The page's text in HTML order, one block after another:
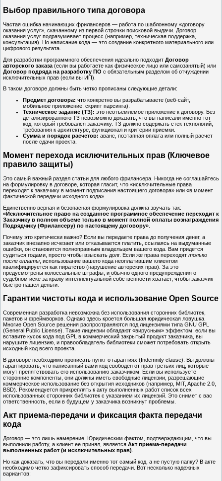
Выбор правильного типа договора
Частая ошибка начинающих фрилансеров — работа по шаблонному «договору
оказания услуг», скачанному из первой строчки поисковой выдачи. Договор
оказания услуг подразумевает процесс (например, техническая поддержка,
консультация). Но написание кода — это создание конкретного материального или
цифрового результата.
Для разработки программного обеспечения идеально подходит Договор
авторского заказа (если вы работаете как физическое лицо или самозанятый) или
Договор подряда на разработку ПО с обязательным разделом об отчуждении
исключительных прав (если вы ИП).
В таком договоре должны быть четко прописаны следующие детали:
Предмет договора: что конкретно вы разрабатываете (веб-сайт,
мобильное приложение, скрипт парсинга).
Техническое задание (ТЗ): это неотъемлемое приложение к договору. Без
детализированного ТЗ невозможно доказать, что вы написали именно тот
код, который требовался заказчику. ТЗ должно содержать стек технологий,
требования к архитектуре, функционал и критерии приемки.
Сумма и порядок расчетов: аванс, поэтапная оплата или полный расчет
после сдачи проекта.
Момент перехода исключительных прав (Ключевое
правило защиты)
Это самый важный раздел статьи для любого фрилансера. Никогда не соглашайтесь
на формулировку в договоре, которая гласит, что «исключительные права
переходят к заказчику в момент подписания настоящего договора» или «в момент
фактической передачи исходного кода».
Единственно верная и безопасная формулировка должна звучать так:
«Исключительное право на созданное программное обеспечение переходит к
Заказчику в полном объеме только в момент полной оплаты вознаграждения
Подрядчику (Фрилансеру) по настоящему договору»
Почему это критически важно? Если вы передаете права до получения денег, а
заказчик внезапно исчезает или отказывается платить, ссылаясь на выдуманные
ошибки, он становится полноправным владельцем вашего кода. Вам придется
судиться годами, просто чтобы взыскать долг. Если же права переходят только
после оплаты , использование вашего кода неоплатившим клиентом
квалифицируется как пиратство (нарушение авторских прав). За это
предусмотрены колоссальные штрафы, и обычно одного предупреждения о
судебном иске за кражу интеллектуальной собственности хватает, чтобы заказчик
быстро нашел деньги.
Гарантии чистоты кода и использование Open Source
Современная разработка невозможна без использования сторонних библиотек,
пакетов и фреймворков. Однако здесь кроется большая юридическая ловушка.
Многие Open Source решения распространяются под лицензиями типа GNU GPL
(General Public License). Такие лицензии обладают «вирусным» эффектом: если вы
вставите кусок кода под GPL в коммерческий закрытый продукт заказчика, вы
нарушите лицензию, и правообладатель библиотеки сможет потребовать открыть
исходный код всего проекта.
В договоре необходимо прописать пункт о гарантиях (Indemnity clause). Вы должны
гарантировать, что написанный вами код свободен от прав третьих лиц, которые
могут препятствовать его использованию заказчиком. Если вы используете
сторонние компоненты, они должны иметь свободные лицензии, разрешающие
коммерческое использование без открытия исходников (например, MIT, Apache 2.0,
BSD). Рекомендуется прикреплять к акту выполненных работ список всех
использованных сторонних библиотек с указанием их лицензий. Это снимет с вас
ответственность, если в будущем у заказчика возникнут проблемы.
Акт приема-передачи и фиксация факта передачи
кода
Договор — это лишь намерение. Юридическим фактом, подтверждающим, что вы
выполнили работу, а клиент ее принял, является Акт приема-передачи
выполненных работ (и исключительных прав).
Но как доказать, что вы передали именно тот самый код, а не пустую папку? В акте
необходимо четко зафиксировать способ передачи. Вот несколько надежных
вариантов: